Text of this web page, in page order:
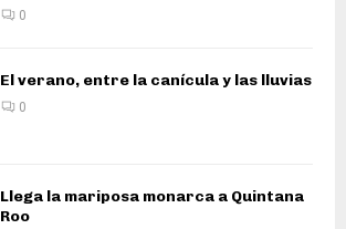
0
El verano, entre la canícula y las lluvias
0
Llega la mariposa monarca a Quintana
Roo